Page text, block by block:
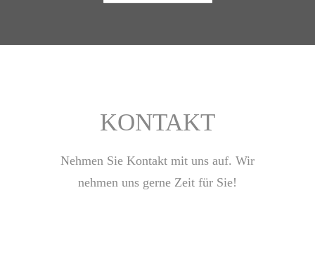
KONTAKT
Nehmen Sie Kontakt mit uns auf. Wir
nehmen uns gerne Zeit für Sie!